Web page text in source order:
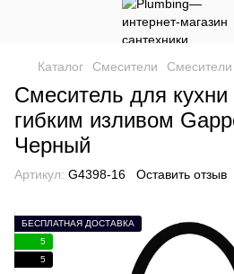
Каталог Смесители Смесители
Смеситель для
гибким изливом
Черный
Артикул: G4398-16 Оставить отзыв
БЕСПЛАТНАЯ ДОСТАВКА
5
5